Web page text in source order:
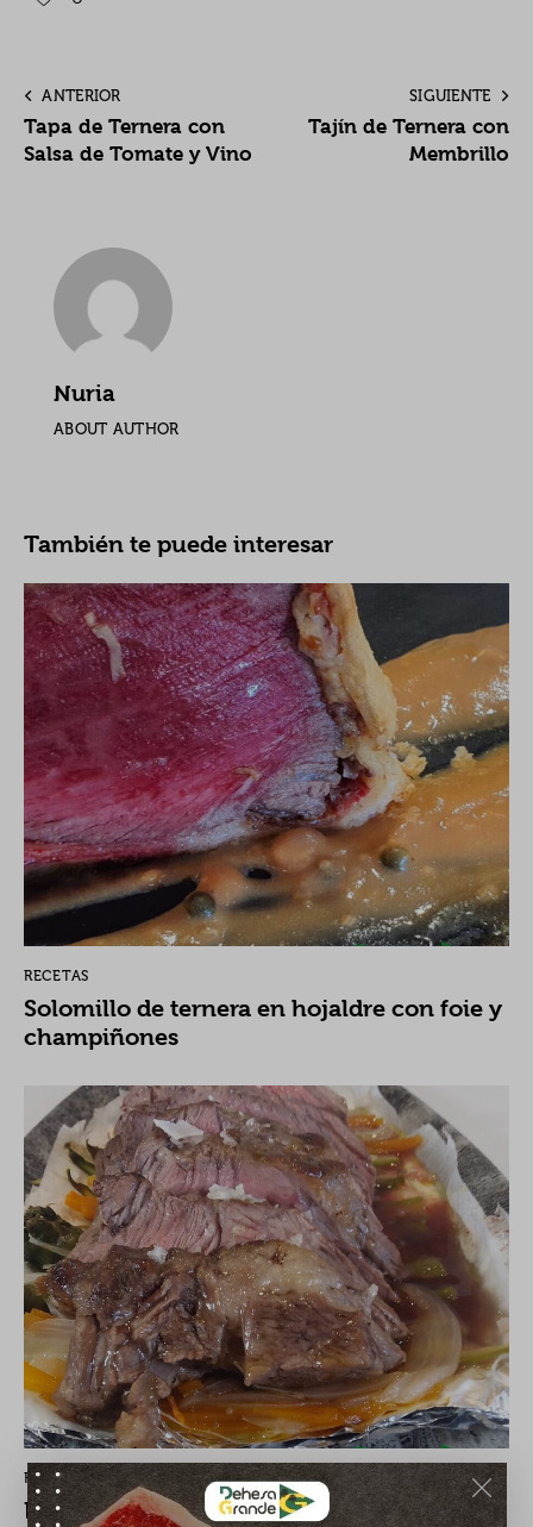
ANTERIOR
Tapa de Ternera con
Salsa de Tomate y Vino
SIGUIENTE
Tajín de Ternera con
Membrillo
Nuria
ABOUT AUTHOR
También te puede interesar
RECETAS
Solomillo de ternera en hojaldre con foie y
champiñones
RECETAS
Lomo de ternera al papillote con verduras